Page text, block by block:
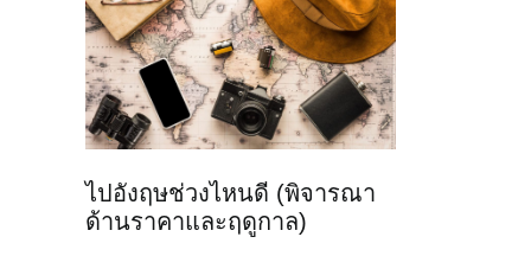
ไปอังฤษช่วงไหนดี (พิจารณา
ด้านราคาและฤดูกาล)